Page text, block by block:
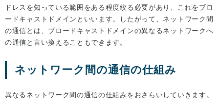
ドレスを知っている範囲をある程度絞る必要があり、これをブロ
ードキャストドメインといいます。したがって、ネットワーク間
の通信とは、ブロードキャストドメインの異なるネットワークへ
の通信と言い換えることもできます。
ネットワーク間の通信の仕組み
異なるネットワーク間の通信の仕組みをおさらいしていきます。